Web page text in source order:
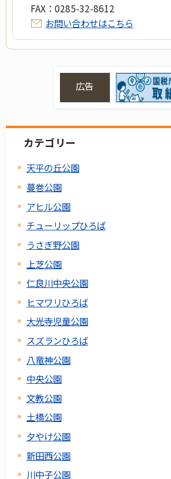
FAX： 0285-32-8612
お問い合わせはこちら
広告
カテゴリー
天平の丘公園
蔓巻公園
アヒル公園
チューリップひろば
うさぎ野公園
上芝公園
仁良川中央公園
ヒマワリひろば
大光寺児童公園
スズランひろば
八竜神公園
中央公園
文教公園
土橋公園
夕やけ公園
新田西公園
川中子公園